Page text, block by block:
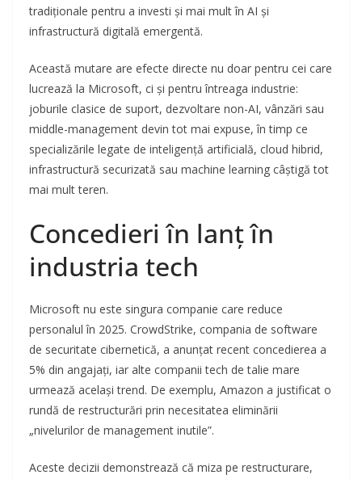
tradiționale pentru a investi și mai mult în AI și
infrastructură digitală emergentă.
Această mutare are efecte directe nu doar pentru cei care
lucrează la Microsoft, ci și pentru întreaga industrie:
joburile clasice de suport, dezvoltare non-AI, vânzări sau
middle-management devin tot mai expuse, în timp ce
specializările legate de inteligență artificială, cloud hibrid,
infrastructură securizată sau machine learning câștigă tot
mai mult teren.
Concedieri în lanț în
industria tech
Microsoft nu este singura companie care reduce
personalul în 2025. CrowdStrike, compania de software
de securitate cibernetică, a anunțat recent concedierea a
5% din angajați, iar alte companii tech de talie mare
urmează același trend. De exemplu, Amazon a justificat o
rundă de restructurări prin necesitatea eliminării
„nivelurilor de management inutile”.
Aceste decizii demonstrează că miza pe restructurare,